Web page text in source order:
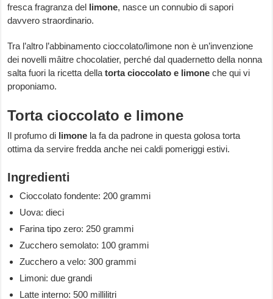
fresca fragranza del limone, nasce un connubio di sapori
davvero straordinario.
Tra l’altro l’abbinamento cioccolato/limone non è un’invenzione
dei novelli mâitre chocolatier, perché dal quadernetto della nonna
salta fuori la ricetta della torta cioccolato e limone che qui vi
proponiamo.
Torta cioccolato e limone
Il profumo di limone la fa da padrone in questa golosa torta
ottima da servire fredda anche nei caldi pomeriggi estivi.
Ingredienti
Cioccolato fondente: 200 grammi
Uova: dieci
Farina tipo zero: 250 grammi
Zucchero semolato: 100 grammi
Zucchero a velo: 300 grammi
Limoni: due grandi
Latte interno: 500 millilitri